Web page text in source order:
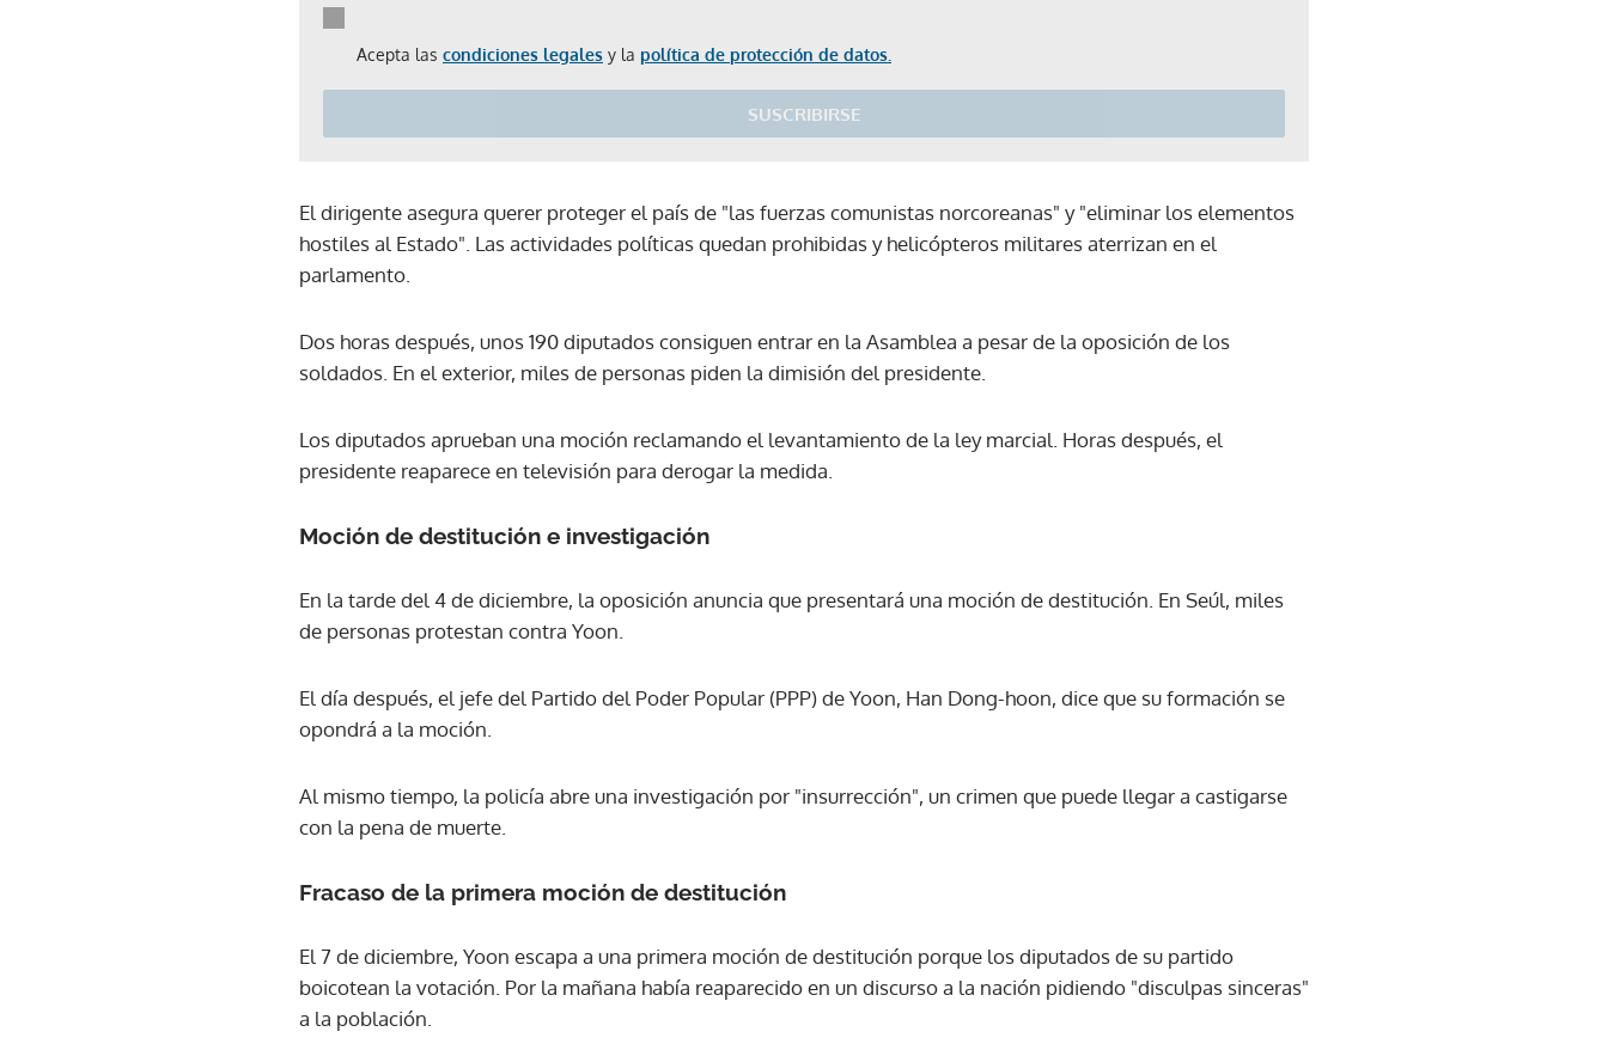
Acepta las condiciones legales y la política de protección de datos.
SUSCRIBIRSE
Gracias por suscribirte a nuestro boletín.
El dirigente asegura querer proteger el país de "las fuerzas comunistas norcoreanas" y "eliminar los elementos
hostiles al Estado". Las actividades políticas quedan prohibidas y helicópteros militares aterrizan en el
parlamento.
Dos horas después, unos 190 diputados consiguen entrar en la Asamblea a pesar de la oposición de los
soldados. En el exterior, miles de personas piden la dimisión del presidente.
Los diputados aprueban una moción reclamando el levantamiento de la ley marcial. Horas después, el
presidente reaparece en televisión para derogar la medida.
Moción de destitución e investigación
En la tarde del 4 de diciembre, la oposición anuncia que presentará una moción de destitución. En Seúl, miles
de personas protestan contra Yoon.
El día después, el jefe del Partido del Poder Popular (PPP) de Yoon, Han Dong-hoon, dice que su formación se
opondrá a la moción.
Al mismo tiempo, la policía abre una investigación por "insurrección", un crimen que puede llegar a castigarse
con la pena de muerte.
Fracaso de la primera moción de destitución
El 7 de diciembre, Yoon escapa a una primera moción de destitución porque los diputados de su partido
boicotean la votación. Por la mañana había reaparecido en un discurso a la nación pidiendo "disculpas sinceras"
a la población.